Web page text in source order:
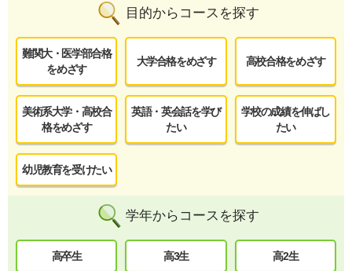
目的からコースを探す
難関大・医学部合格
をめざす
大学合格をめざす 高校合格をめざす
美術系大学・高校合
格をめざす
英語・英会話を学び
たい
学校の成績を伸ばし
たい
幼児教育を受けたい
学年からコースを探す
高卒生 高3生 高2生